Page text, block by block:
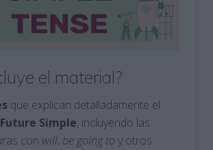
el material?
que explican detalladamente el
Future Simple, incluyendo las
con will, be going to y otros